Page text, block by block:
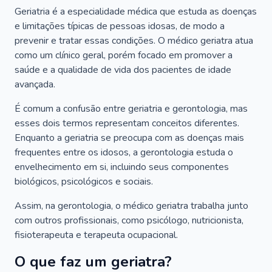
Geriatria é a especialidade médica que estuda as doenças
e limitações típicas de pessoas idosas, de modo a
prevenir e tratar essas condições. O médico geriatra atua
como um clínico geral, porém focado em promover a
saúde e a qualidade de vida dos pacientes de idade
avançada.
É comum a confusão entre geriatria e gerontologia, mas
esses dois termos representam conceitos diferentes.
Enquanto a geriatria se preocupa com as doenças mais
frequentes entre os idosos, a gerontologia estuda o
envelhecimento em si, incluindo seus componentes
biológicos, psicológicos e sociais.
Assim, na gerontologia, o médico geriatra trabalha junto
com outros profissionais, como psicólogo, nutricionista,
fisioterapeuta e terapeuta ocupacional.
O que faz um geriatra?